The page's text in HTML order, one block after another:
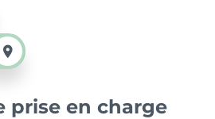
prise en charge